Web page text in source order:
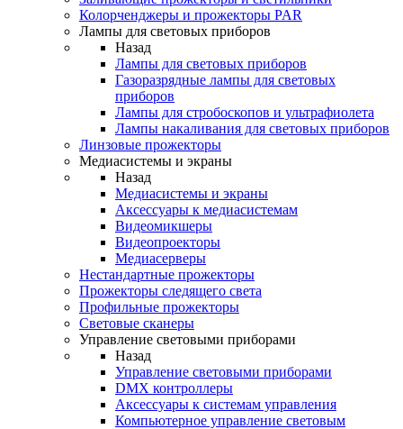
Колорченджеры и прожекторы PAR
Лампы для световых приборов
Назад
Лампы для световых приборов
Газоразрядные лампы для световых
приборов
Лампы для стробоскопов и ультрафиолета
Лампы накаливания для световых приборов
Линзовые прожекторы
Медиасистемы и экраны
Назад
Медиасистемы и экраны
Аксессуары к медиасистемам
Видеомикшеры
Видеопроекторы
Медиасерверы
Нестандартные прожекторы
Прожекторы следящего света
Профильные прожекторы
Световые сканеры
Управление световыми приборами
Назад
Управление световыми приборами
DMX контроллеры
Аксессуары к системам управления
Компьютерное управление световым